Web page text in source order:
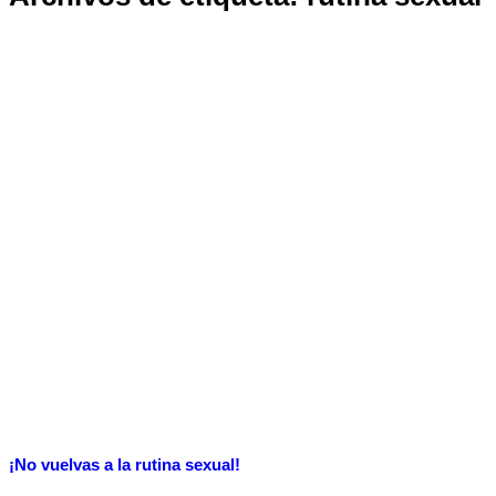
¡No vuelvas a la rutina sexual!